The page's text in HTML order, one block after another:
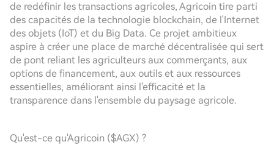
de redéfinir les transactions agricoles, Agricoin tire parti
des capacités de la technologie blockchain, de l'Internet
des objets (IoT) et du Big Data. Ce projet ambitieux
aspire à créer une place de marché décentralisée qui sert
de pont reliant les agriculteurs aux commerçants, aux
options de financement, aux outils et aux ressources
essentielles, améliorant ainsi l'efficacité et la
transparence dans l'ensemble du paysage agricole.
Qu'est-ce qu'Agricoin ($AGX) ?